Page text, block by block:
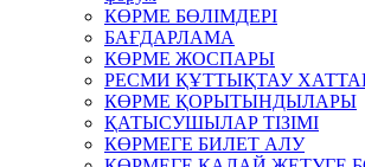
КӨРМЕ БӨЛІМДЕРІ
БАҒДАРЛАМА
КӨРМЕ ЖОСПАРЫ
РЕСМИ ҚҰТТЫҚТАУ
КӨРМЕ ҚОРЫТЫНДЫЛАРЫ
ҚАТЫСУШЫЛАР ТІЗІМІ
КӨРМЕГЕ БИЛЕТ АЛУ